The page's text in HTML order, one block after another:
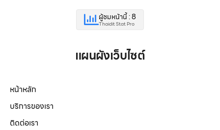
ผู้ชมหน้านี้ : 8
Thaidit Stat Pro
แผนผังเว็บไซต์
หน้าหลัก
บริการของเรา
ติดต่อเรา